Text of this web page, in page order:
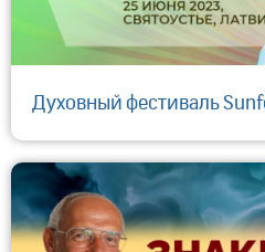
Духовный фестиваль